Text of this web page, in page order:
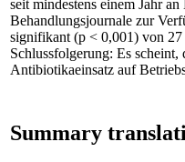
seit mindestens einem Jahr
Behandlungsjournale zur
signifikant (p < 0,001) von
Schlussfolgerung: Es
Antibiotikaeinsatz auf
Summary